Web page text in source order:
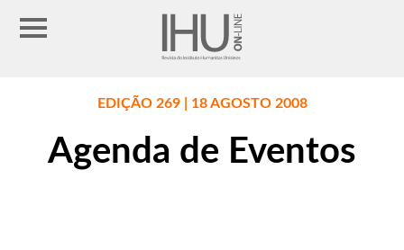
EDIÇÃO 269 | 18 AGOSTO 2008
Agenda de Eventos